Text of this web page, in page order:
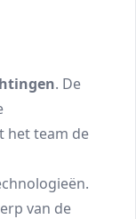
. De
het team de
van de